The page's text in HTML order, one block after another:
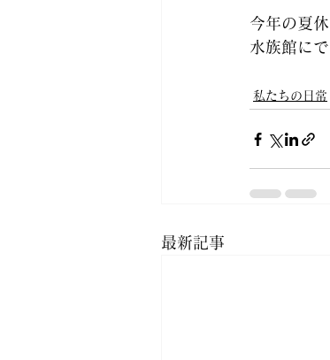
今年の夏
水族館に
私たちの日常
最新記事